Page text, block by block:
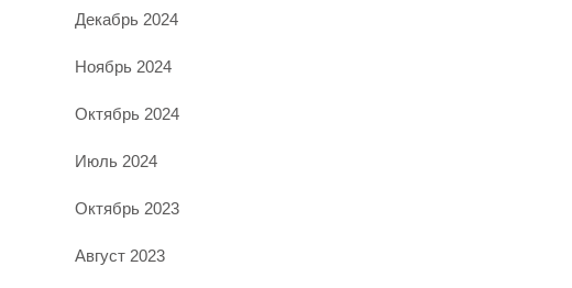
Декабрь 2024
Ноябрь 2024
Октябрь 2024
Июль 2024
Октябрь 2023
Август 2023